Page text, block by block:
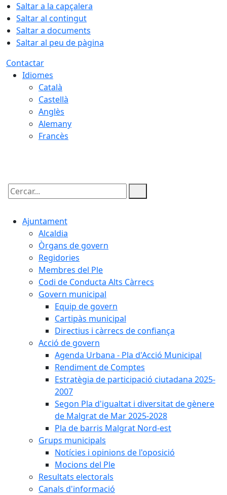
Saltar a la capçalera
Saltar al contingut
Saltar a documents
Saltar al peu de pàgina
Contactar
Idiomes
Català
Castellà
Anglès
Alemany
Francès
Cercar:
Ajuntament
Alcaldia
Òrgans de govern
Regidories
Membres del Ple
Codi de Conducta Alts Càrrecs
Govern municipal
Equip de govern
Cartipàs municipal
Directius i càrrecs de confiança
Acció de govern
Agenda Urbana - Pla d'Acció Municipal
Rendiment de Comptes
Estratègia de participació ciutadana 2025-
2007
Segon Pla d'igualtat i diversitat de gènere
de Malgrat de Mar 2025-2028
Pla de barris Malgrat Nord-est
Grups municipals
Notícies i opinions de l'oposició
Mocions del Ple
Resultats electorals
Canals d'informació